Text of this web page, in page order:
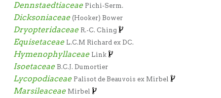
Dennstaedtiaceae Pichi-Serm.
Dicksoniaceae (Hooker) Bower
Dryopteridaceae R.-C. Ching
Equisetaceae L.C.M Richard ex DC.
Hymenophyllaceae Link
Isoetaceae B.C.J. Dumortier
Lycopodiaceae Palisot de Beauvois ex Mirbel
Marsileaceae Mirbel